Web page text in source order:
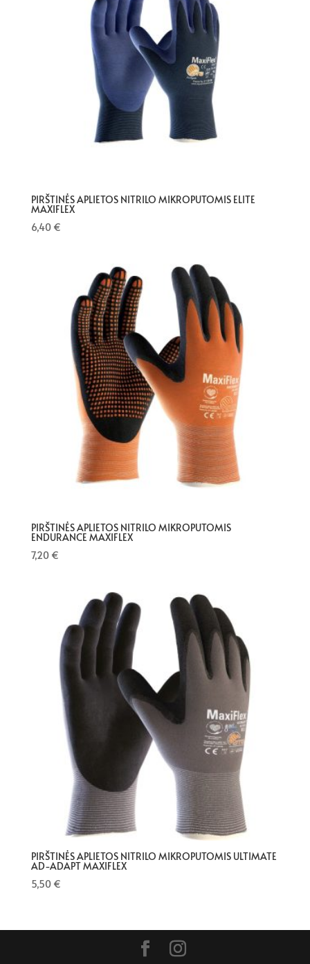
PIRŠTINĖS APLIETOS NITRILO MIKROPUTOMIS ELITE
MAXIFLEX
6,40 €
PIRŠTINĖS APLIETOS NITRILO MIKROPUTOMIS
ENDURANCE MAXIFLEX
7,20 €
PIRŠTINĖS APLIETOS NITRILO MIKROPUTOMIS ULTIMATE
AD-ADAPT MAXIFLEX
5,50 €